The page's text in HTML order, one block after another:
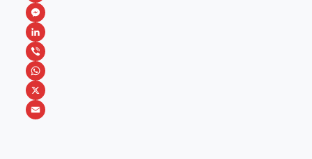
F
a
c
e
b
o
M
e
s
s
e
L
i
n
k
V
i
b
W
h
X